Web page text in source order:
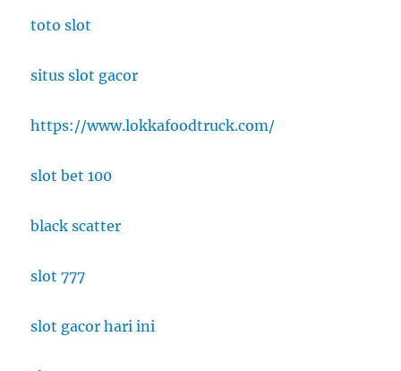
toto slot
situs slot gacor
https://www.lokkafoodtruck.com/
slot bet 100
black scatter
slot 777
slot gacor hari ini